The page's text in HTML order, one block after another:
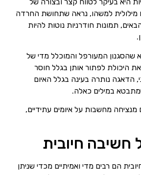
מילולית למשהו, נראה שתחושת החרדה
תמונות חודרניות נוטות להיות
שהסגנון המעורפל והמוכלל מדי של
היכולת לפתור אותן בגלל חוסר
הדאגה נותרה בעינה בגלל האיום
במילים כאלה.
מחשבות על איומים עתידיים,
חשיבה חיובית
הם רבים מדי ואמיתיים מכדי שניתן